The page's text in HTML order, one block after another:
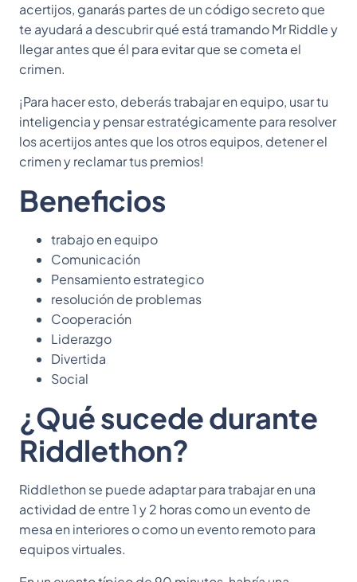
acertijos, ganarás partes de un código secreto que
te ayudará a descubrir qué está tramando Mr Riddle y
llegar antes que él para evitar que se cometa el
crimen.
¡Para hacer esto, deberás trabajar en equipo, usar tu
inteligencia y pensar estratégicamente para resolver
los acertijos antes que los otros equipos, detener el
crimen y reclamar tus premios!
Beneficios
trabajo en equipo
Comunicación
Pensamiento estrategico
resolución de problemas
Cooperación
Liderazgo
Divertida
Social
¿Qué sucede durante
Riddlethon?
Riddlethon se puede adaptar para trabajar en una
actividad de entre 1 y 2 horas como un evento de
mesa en interiores o como un evento remoto para
equipos virtuales.